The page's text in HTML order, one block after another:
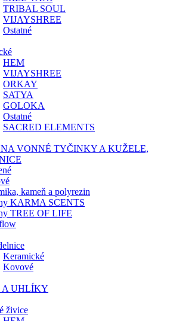
TRIBAL SOUL
VIJAYSHREE
Ostatné
HEM
VIJAYSHREE
ORKAY
SATYA
GOLOKA
Ostatné
SACRED ELEMENTS
VONNÉ TYČINKY A KUŽELE,
kameň a polyrezin
KARMA SCENTS
TREE OF LIFE
Keramické
Kovové
UHLÍKY
živice